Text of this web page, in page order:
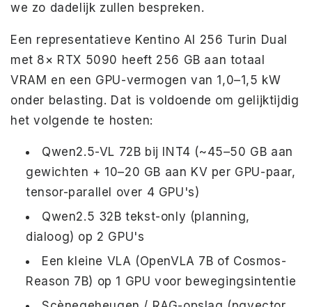
we zo dadelijk zullen bespreken.
Een representatieve Kentino AI 256 Turin Dual
met 8× RTX 5090 heeft 256 GB aan totaal
VRAM en een GPU-vermogen van 1,0–1,5 kW
onder belasting. Dat is voldoende om gelijktijdig
het volgende te hosten:
Qwen2.5-VL 72B bij INT4 (~45–50 GB aan
gewichten + 10–20 GB aan KV per GPU-paar,
tensor-parallel over 4 GPU's)
Qwen2.5 32B tekst-only (planning,
dialoog) op 2 GPU's
Een kleine VLA (OpenVLA 7B of Cosmos-
Reason 7B) op 1 GPU voor bewegingsintentie